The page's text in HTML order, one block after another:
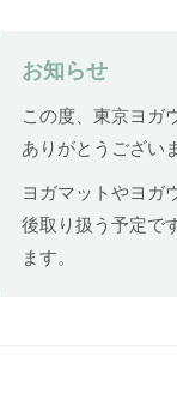
お知らせ
この度、東京ヨガ
ありがとうござい
ヨガマットやヨガ
後取り扱う予定で
ます。